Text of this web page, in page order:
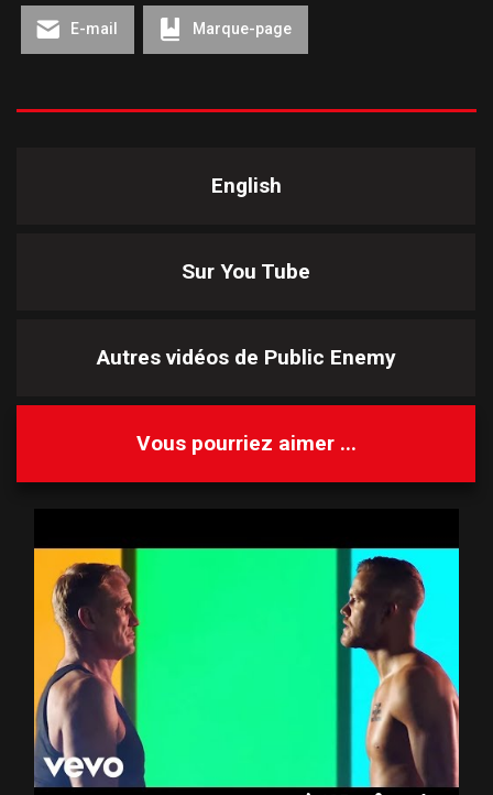
E-mail Marque-page
English
Sur You Tube
Autres vidéos de Public Enemy
Vous pourriez aimer ...